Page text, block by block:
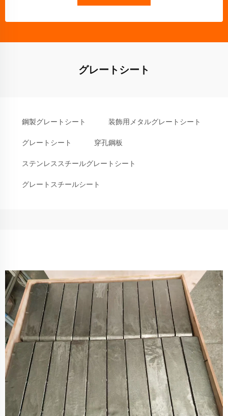
グレートシート
鋼製グレートシート 装飾用メタルグレートシート
グレートシート 穿孔鋼板
ステンレススチールグレートシート
グレートスチールシート